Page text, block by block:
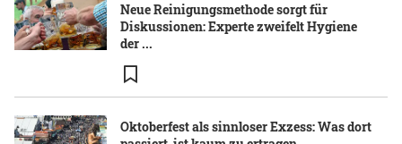
Neue Reinigungsmethode sorgt für
Diskussionen: Experte zweifelt Hygiene
der ...
Oktoberfest als sinnloser Exzess: Was dort